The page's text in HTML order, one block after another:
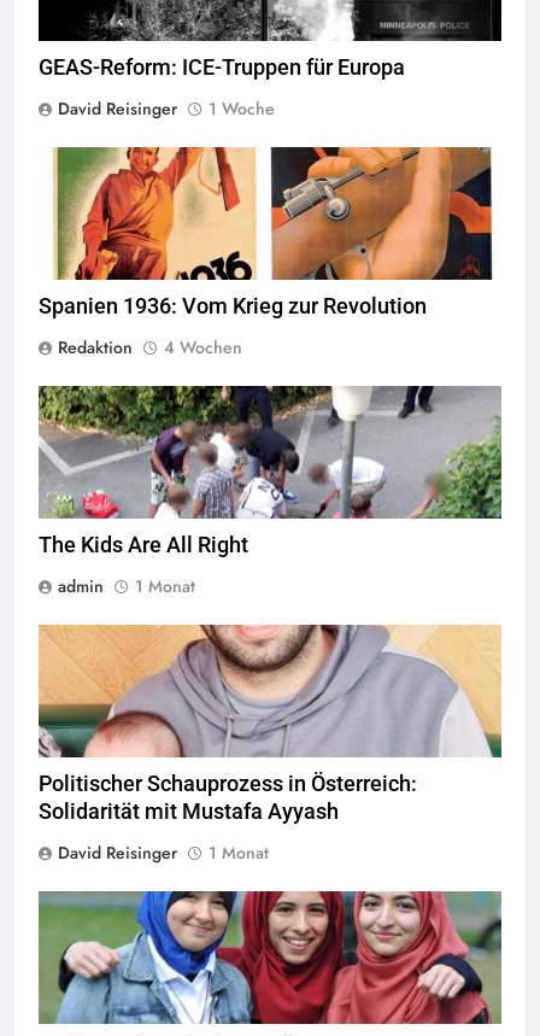
GEAS-Reform: ICE-Truppen für Europa
David Reisinger
1 Woche
© Wikimedia Commons Quelle
Spanien 1936: Vom Krieg zur Revolution
Redaktion
4 Wochen
Jugendliche verlieren im öffentlichen Raum zunehmend ihre
Freiheiten,Quelle © Armin KübelbeckCC-BY-SA-3.0
The Kids Are All Right
admin
1 Monat
© Twitter Mustafa ayyash
Politischer Schauprozess in Österreich:
Solidarität mit Mustafa Ayyash
David Reisinger
1 Monat
Das Kopftuchverbot hat nur den Zweck Muslime zu stigmatisieren,
Quelle©CC-BY-2.0